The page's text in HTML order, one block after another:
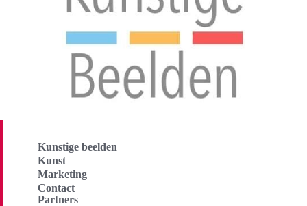
Kunstige beelden
Kunst
Marketing
Contact
Partners